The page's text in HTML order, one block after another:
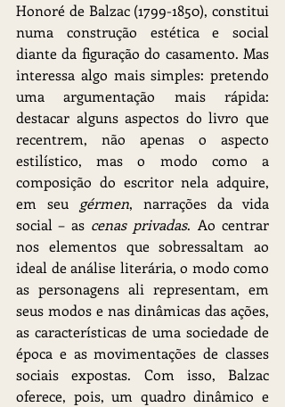
Honoré de Balzac (1799-1850), constitui
numa construção estética e social
diante da figuração do casamento. Mas
interessa algo mais simples: pretendo
uma argumentação mais rápida:
destacar alguns aspectos do livro que
recentrem, não apenas o aspecto
estilístico, mas o modo como a
composição do escritor nela adquire,
em seu gérmen, narrações da vida
social – as cenas privadas. Ao centrar
nos elementos que sobressaltam ao
ideal de análise literária, o modo como
as personagens ali representam, em
seus modos e nas dinâmicas das ações,
as características de uma sociedade de
época e as movimentações de classes
sociais expostas. Com isso, Balzac
oferece, pois, um quadro dinâmico e